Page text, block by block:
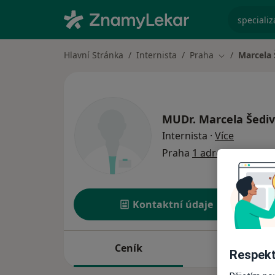
Hlavní Stránka Internista Praha Změna města
Marcela
MUDr. Marcela
Internista · Více
Praha 1 adresa
Kontaktní údaje
Ceník Adresy